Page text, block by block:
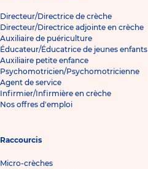
Directeur/Directrice de crèche
Directeur/Directrice adjointe en crèche
Auxiliaire de puériculture
Éducateur/Éducatrice de jeunes enfants
Auxiliaire petite enfance
Psychomotricien/Psychomotricienne
Agent de service
Infirmier/Infirmière en crèche
Nos offres d'emploi
Raccourcis
Micro-crèches